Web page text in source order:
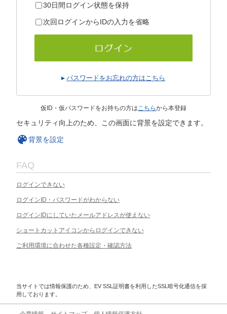
30日間ログイン状態を保持
次回ログインからIDの入力を省略
パスワードをお忘れの方はこちら
仮ID・仮パスワードをお持ちの方はこちらから本登録
セキュリティ向上のため、この画面に背景を設定できます。
背景を設定
FAQ
ログインできない
ログインID・パスワードがわからない
ログインIDにしていたメールアドレスが使えない
ショートカットアイコンからログインできない
ご利用環境に合わせた各種設定・確認方法
当サイトでは情報保護のため、EV SSL証明書を利用したSSL暗号化通信を採
用しております。